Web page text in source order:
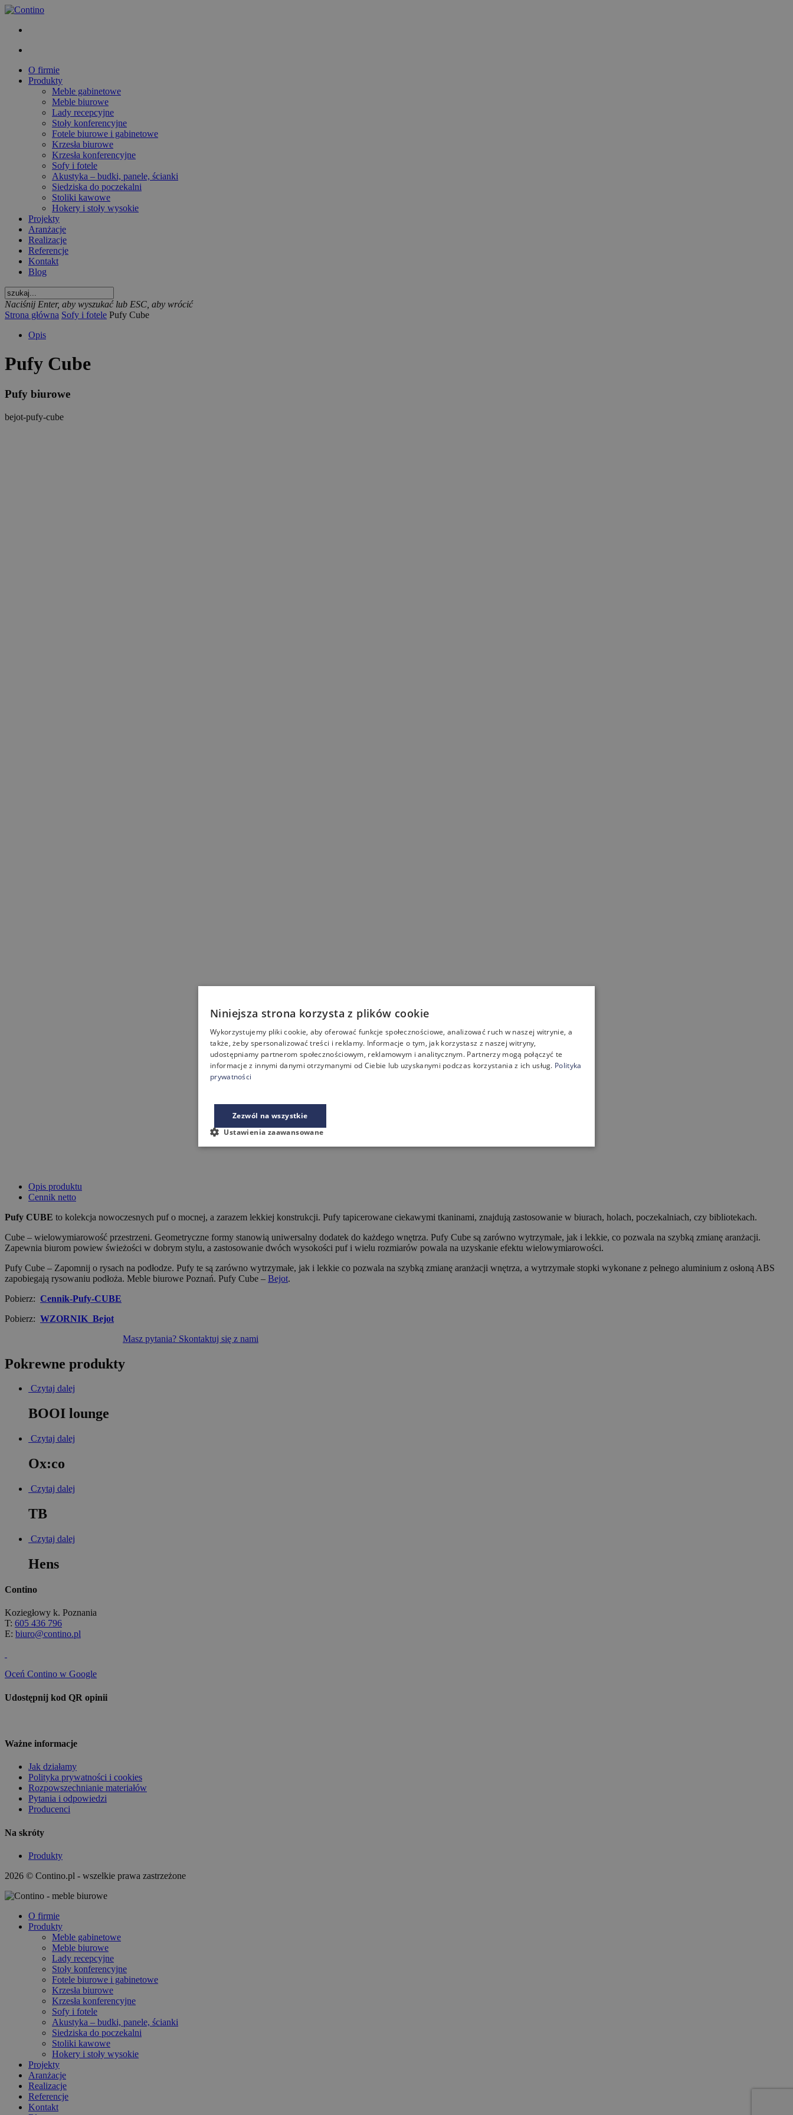
O firmie
Produkty
Meble gabinetowe
Meble biurowe
Lady recepcyjne
Stoły konferencyjne
Fotele biurowe i gabinetowe
Krzesła biurowe
Krzesła konferencyjne
Sofy i fotele
Akustyka – budki, panele, ścianki
Siedziska do poczekalni
Stoliki kawowe
Hokery i stoły wysokie
Projekty
Aranżacje
Realizacje
Referencje
Kontakt
Blog
Naciśnij Enter, aby wyszukać lub ESC, aby wrócić
Strona główna Sofy i fotele Pufy Cube
Opis
Pufy Cube
Pufy biurowe
bejot-pufy-cube
Opis produktu
Cennik netto
Pufy CUBE to kolekcja nowoczesnych puf o mocnej, a zarazem lekkiej konstrukcji. Pufy tapicerowane ciekawymi tkaninami, znajdują zastosowanie w biurach, holach, poczekalniach, czy bibliotekach.
Cube – wielowymiarowość przestrzeni. Geometryczne formy stanowią uniwersalny dodatek do każdego wnętrza. Pufy Cube są zarówno wytrzymałe, jak i lekkie, co pozwala na szybką zmianę aranżacji.
Zapewnia biurom powiew świeżości w dobrym stylu, a zastosowanie dwóch wysokości puf i wielu rozmiarów powala na uzyskanie efektu wielowymiarowości.
Pufy Cube – Zapomnij o rysach na podłodze. Pufy te są zarówno wytrzymałe, jak i lekkie co pozwala na szybką zmianę aranżacji wnętrza, a wytrzymałe stopki wykonane z pełnego aluminium z osłoną ABS
zapobiegają rysowaniu podłoża. Meble biurowe Poznań. Pufy Cube – Bejot.
Pobierz: Cennik-Pufy-CUBE
Pobierz: WZORNIK_Bejot
Masz pytania? Skontaktuj się z nami
Pokrewne produkty
Czytaj dalej
BOOI lounge
Czytaj dalej
Ox:co
Czytaj dalej
TB
Czytaj dalej
Hens
Contino
Koziegłowy k. Poznania
T: 605 436 796
E: biuro@contino.pl
Oceń Contino w Google
Udostępnij kod QR opinii
Ważne informacje
Jak działamy
Polityka prywatności i cookies
Rozpowszechnianie materiałów
Pytania i odpowiedzi
Producenci
Na skróty
Produkty
2026 © Contino.pl - wszelkie prawa zastrzeżone
O firmie
Produkty
Meble gabinetowe
Meble biurowe
Lady recepcyjne
Stoły konferencyjne
Fotele biurowe i gabinetowe
Krzesła biurowe
Krzesła konferencyjne
Sofy i fotele
Akustyka – budki, panele, ścianki
Siedziska do poczekalni
Stoliki kawowe
Hokery i stoły wysokie
Projekty
Aranżacje
Realizacje
Referencje
Kontakt
Niniejsza strona korzysta z plików cookie
Wykorzystujemy pliki cookie, aby oferować funkcje społecznościowe, analizować ruch w naszej witrynie, a
także, żeby spersonalizować treści i reklamy. Informacje o tym, jak korzystasz z naszej witryny,
udostępniamy partnerom społecznościowym, reklamowym i analitycznym. Partnerzy mogą połączyć te
informacje z innymi danymi otrzymanymi od Ciebie lub uzyskanymi podczas korzystania z ich usług. Polityka
prywatności
Zezwól na wszystkie
Ustawienia zaawansowane